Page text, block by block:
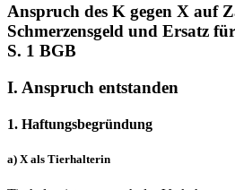
Anspruch des K gegen X auf
Schmerzensgeld und Ersatz
S. 1 BGB
I. Anspruch entstanden
1. Haftungsbegründung
a) X als Tierhalterin